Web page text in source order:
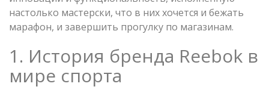
настолько мастерски, что в них хочется и бежать
марафон, и завершить прогулку по магазинам.
1. История бренда Reebok в
мире спорта